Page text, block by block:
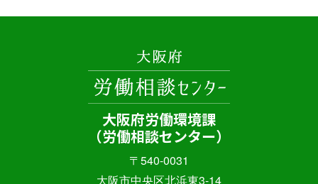
大阪府労働環境課
（労働相談センター）
〒540-0031
大阪市中央区北浜東3-14